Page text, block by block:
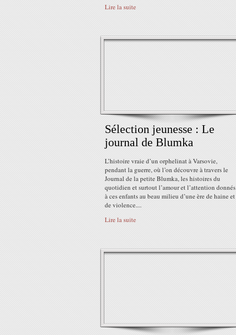
Lire la suite
Sélection jeunesse : Le
journal de Blumka
L’histoire vraie d’un orphelinat à Varsovie,
pendant la guerre, où l’on découvre à travers le
Journal de la petite Blumka, les histoires du
quotidien et surtout l’amour et l’attention donnés
à ces enfants au beau milieu d’une ère de haine et
de violence....
Lire la suite